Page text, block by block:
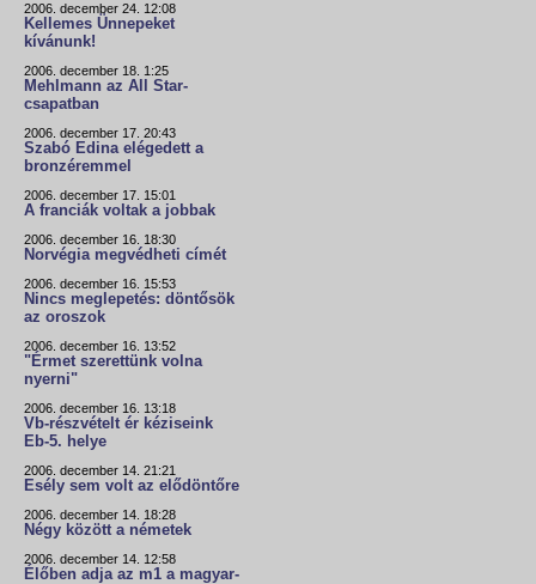
2006. december 24. 12:08
Kellemes Ünnepeket
kívánunk!
2006. december 18. 1:25
Mehlmann az All Star-
csapatban
2006. december 17. 20:43
Szabó Edina elégedett a
bronzéremmel
2006. december 17. 15:01
A franciák voltak a jobbak
2006. december 16. 18:30
Norvégia megvédheti címét
2006. december 16. 15:53
Nincs meglepetés: döntősök
az oroszok
2006. december 16. 13:52
"Érmet szerettünk volna
nyerni"
2006. december 16. 13:18
Vb-részvételt ér kéziseink
Eb-5. helye
2006. december 14. 21:21
Esély sem volt az elődöntőre
2006. december 14. 18:28
Négy között a németek
2006. december 14. 12:58
Élőben adja az m1 a magyar-